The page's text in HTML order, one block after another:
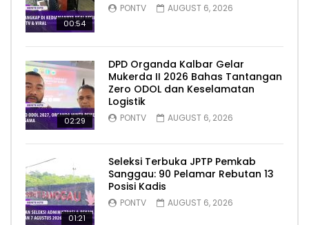
00:54
PONTV AUGUST 6, 2026
02:29
DPD Organda Kalbar Gelar
Mukerda II 2026 Bahas Tantangan
Zero ODOL dan Keselamatan
Logistik
PONTV AUGUST 6, 2026
01:21
Seleksi Terbuka JPTP Pemkab
Sanggau: 90 Pelamar Rebutan 13
Posisi Kadis
PONTV AUGUST 6, 2026